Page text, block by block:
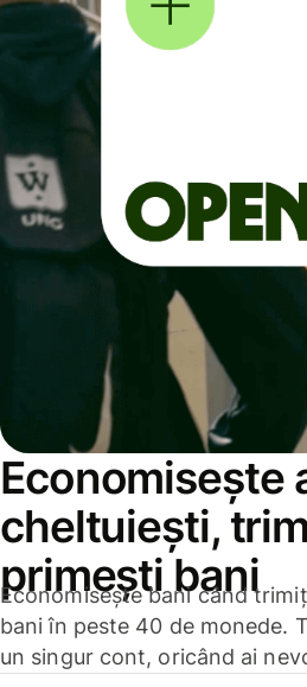
Economisește
cheltuiești,
primești bani
Economisește bani când
bani în peste 40 de monede.
un singur cont, oricând ai